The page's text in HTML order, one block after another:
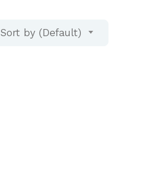
Sort by (Default)